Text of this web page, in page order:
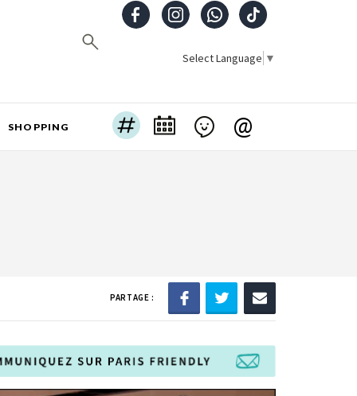
Select Language ▼
SHOPPING @
PARTAGE :